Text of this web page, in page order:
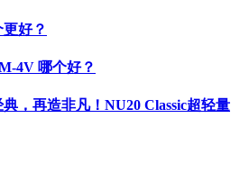
好？
4V 哪个好？
，再造非凡！NU20 Classic超轻量